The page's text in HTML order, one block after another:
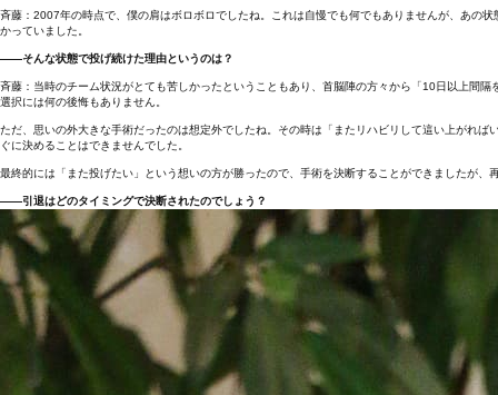
斉藤：2007年の時点で、僕の肩はボロボロでしたね。これは自慢でも何でもありませんが、あの
かっていました。
――そんな状態で投げ続けた理由というのは？
斉藤：当時のチーム状況がとても苦しかったということもあり、首脳陣の方々から「10日以上間
選択には何の後悔もありません。
ただ、思いの外大きな手術だったのは想定外でしたね。その時は「またリハビリして這い上がれ
ぐに決めることはできませんでした。
最終的には「また投げたい」という想いの方が勝ったので、手術を決断することができましたが
――引退はどのタイミングで決断されたのでしょう？